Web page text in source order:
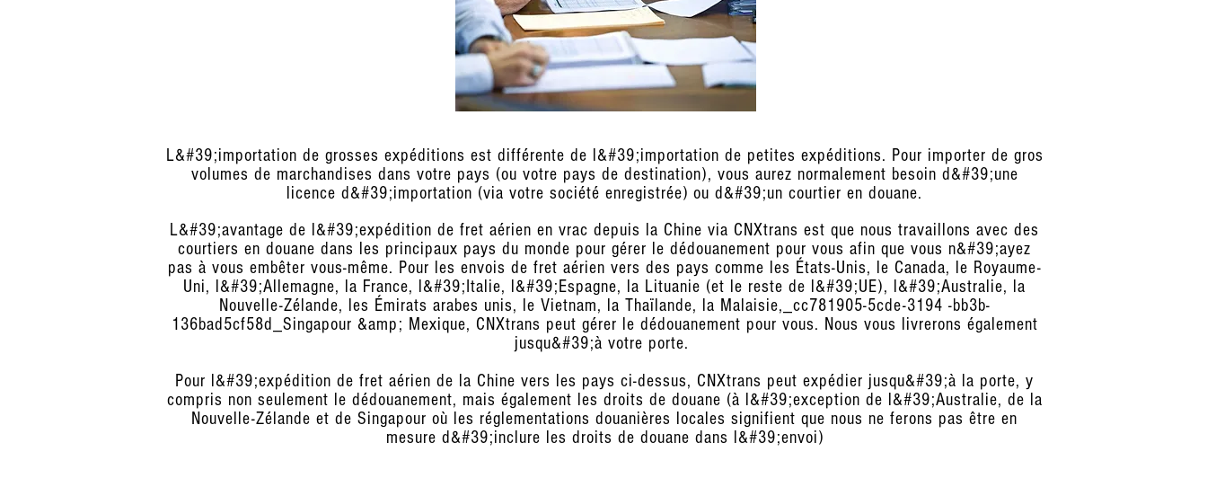
L&#39;importation de grosses expéditions est différente de l&#39;importation de petites expéditions. Pour importer de gros
volumes de marchandises dans votre pays (ou votre pays de destination), vous aurez normalement besoin d&#39;une
licence d&#39;importation (via votre société enregistrée) ou d&#39;un courtier en douane.
L&#39;avantage de l&#39;expédition de fret aérien en vrac depuis la Chine via CNXtrans est que nous travaillons avec des
courtiers en douane dans les principaux pays du monde pour gérer le dédouanement pour vous afin que vous n&#39;ayez
pas à vous embêter vous-même. Pour les envois de fret aérien vers des pays comme les États-Unis, le Canada, le Royaume-
Uni, l&#39;Allemagne, la France, l&#39;Italie, l&#39;Espagne, la Lituanie (et le reste de l&#39;UE), l&#39;Australie, la
Nouvelle-Zélande, les Émirats arabes unis, le Vietnam, la Thaïlande, la Malaisie,_cc781905-5cde-3194 -bb3b-
136bad5cf58d_Singapour &amp; Mexique, CNXtrans peut gérer le dédouanement pour vous. Nous vous livrerons également
jusqu&#39;à votre porte.
Pour l&#39;expédition de fret aérien de la Chine vers les pays ci-dessus, CNXtrans peut expédier jusqu&#39;à la porte, y
compris non seulement le dédouanement, mais également les droits de douane (à l&#39;exception de l&#39;Australie, de la
Nouvelle-Zélande et de Singapour où les réglementations douanières locales signifient que nous ne ferons pas être en
mesure d&#39;inclure les droits de douane dans l&#39;envoi)